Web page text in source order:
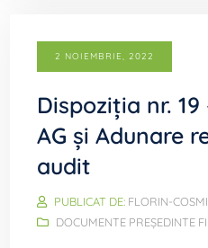
2 NOIEMBRIE, 2022
Dispoziția nr.
AG și Adunare
audit
PUBLICAT DE: FLORIN-
DOCUMENTE PREȘEDINTE